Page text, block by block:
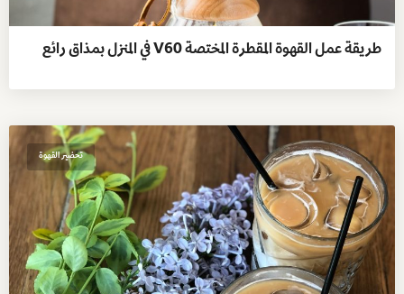
طريقة عمل القهوة المقطرة المختصة V60 في المنزل بمذاق رائع
تحضير القهوة